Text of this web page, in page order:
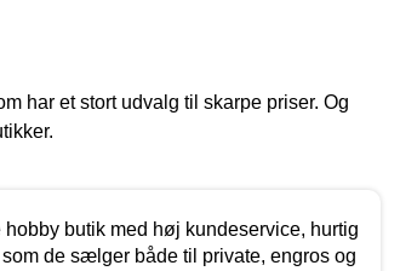
har et stort udvalg til skarpe priser. Og
butik med høj kundeservice, hurtig
de sælger både til private, engros og